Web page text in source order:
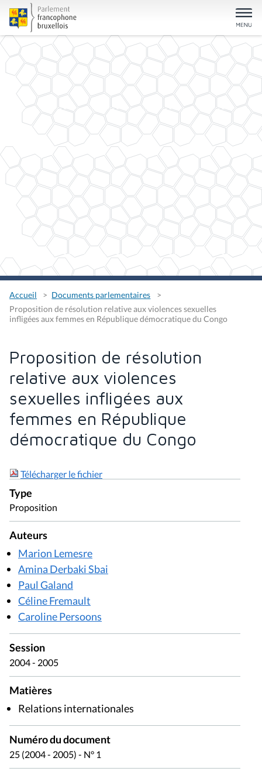
Accueil
Documents parlementaires
Proposition de résolution relative aux violences sexuelles
infligées aux femmes en République démocratique du Congo
Proposition de résolution
relative aux violences
sexuelles infligées aux
femmes en République
démocratique du Congo
Télécharger le fichier
Type
Proposition
Auteurs
Marion Lemesre
Amina Derbaki Sbai
Paul Galand
Céline Fremault
Caroline Persoons
Session
2004 - 2005
Matières
Relations internationales
Numéro du document
25 (2004 - 2005) - N° 1